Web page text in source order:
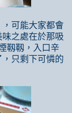
可能大家都會
之處在於那吸
靱靱，入口辛
只剩下可憐的